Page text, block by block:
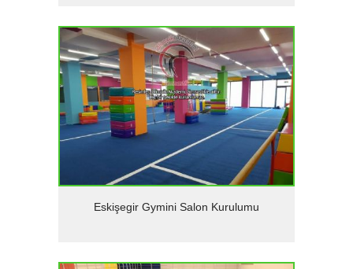
Detaylar
Eskişegir Gymini Salon Kurulumu